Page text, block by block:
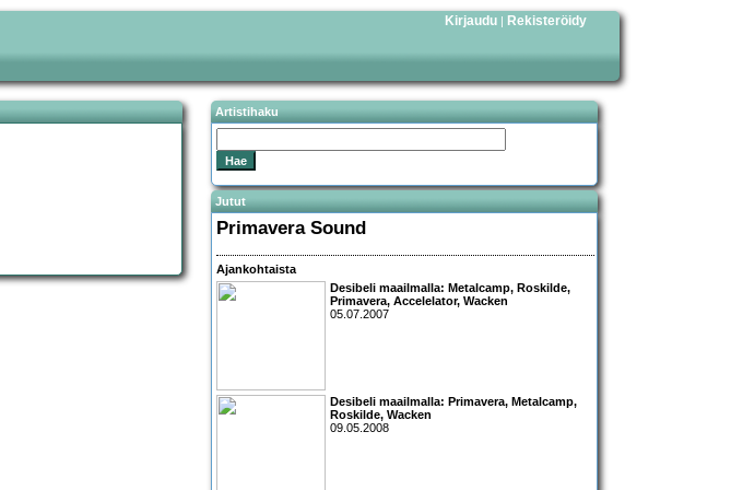
Kirjaudu | Rekisteröidy
Artistihaku
Jutut
Primavera Sound
Ajankohtaista
Desibeli maailmalla: Metalcamp, Roskilde,
Primavera, Accelelator, Wacken
05.07.2007
Desibeli maailmalla: Primavera, Metalcamp,
Roskilde, Wacken
09.05.2008